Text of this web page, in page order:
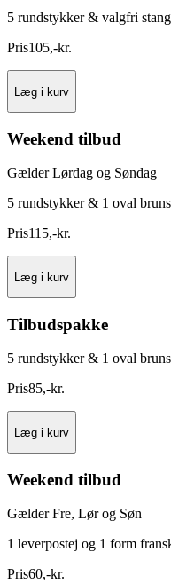
5 rundstykker & valgfri stang
Pris105,-kr.
Læg i kurv
Weekend tilbud
Gælder Lørdag og Søndag
5 rundstykker & 1 oval
Pris115,-kr.
Læg i kurv
Tilbudspakke
5 rundstykker & 1 oval
Pris85,-kr.
Læg i kurv
Weekend tilbud
Gælder Fre, Lør og Søn
1 leverpostej og 1 form
Pris60,-kr.